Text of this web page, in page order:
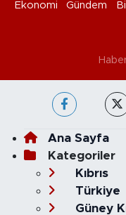
Ekonomi
Gündem
Haber
Ana Sayfa
Kategoriler
Kıbrıs
Türkiye
Güney